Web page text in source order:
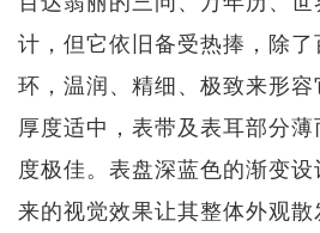
计，但它依旧备受热捧，除
环，温润、精细、极致来形
厚度适中，表带及表耳部分
度极佳。表盘深蓝色的渐变
来的视觉效果让其整体外观